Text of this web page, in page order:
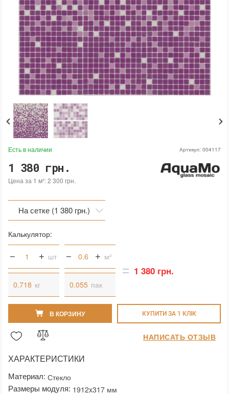
Артикул: 004117
Есть в наличии
1 380 грн.
Цена за 1 м²: 2 300 грн.
На сетке (1 380 грн.)
На бумаге (1 380 грн.)
Калькулятор:
шт м²
кг пак
1 380 грн.
В КОРЗИНУ КУПИТИ ЗА 1 КЛIК
ХАРАКТЕРИСТИКИ
Материал: Стекло
Размеры модуля: 1912x317 мм
НАПИСАТЬ ОТЗЫВ